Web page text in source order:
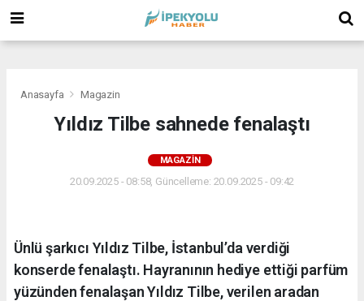
Anasayfa Magazin
Yıldız Tilbe sahnede fenalaştı
MAGAZIN
20.09.2025 - 08:58, Güncelleme: 20.09.2025 - 09:42
Ünlü şarkıcı Yıldız Tilbe, İstanbul’da verdiği
konserde fenalaştı. Hayranının hediye ettiği parfüm
yüzünden fenalaşan Yıldız Tilbe, verilen aradan